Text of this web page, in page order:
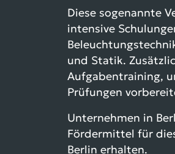
Diese sogenannte
intensive
und Statik.
Aufgabentraining,
Prüfungen
Unternehmen in
Fördermittel für
Berlin erhalten.